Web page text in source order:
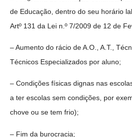
de Educação, dentro do seu horário
Artº 131 da Lei n.º 7/2009 de 12 de
– Aumento do rácio de A.O., A.T.,
Técnicos Especializados por aluno;
– Condições físicas dignas nas
a ter escolas sem condições, por
chove ou se tem frio);
– Fim da burocracia;